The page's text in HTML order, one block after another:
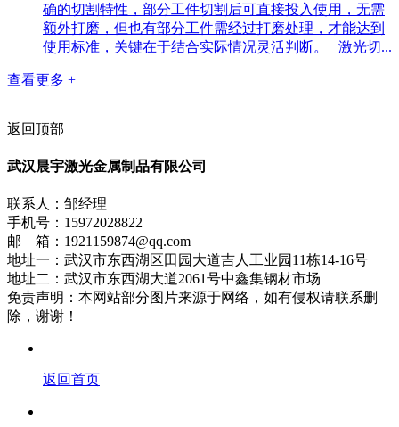
确的切割特性，部分工件切割后可直接投入使用，无需
额外打磨，但也有部分工件需经过打磨处理，才能达到
使用标准，关键在于结合实际情况灵活判断。 激光切...
查看更多 +
返回顶部
武汉晨宇激光金属制品有限公司
联系人：邹经理
手机号：15972028822
邮 箱：1921159874@qq.com
地址一：武汉市东西湖区田园大道吉人工业园11栋14-16号
地址二：武汉市东西湖大道2061号中鑫集钢材市场
免责声明：本网站部分图片来源于网络，如有侵权请联系删
除，谢谢！
返回首页